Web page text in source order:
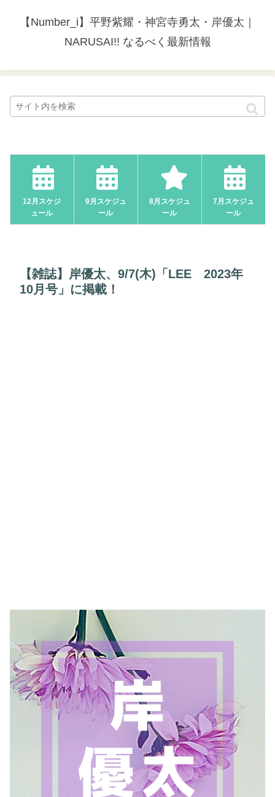
【Number_i】平野紫耀・神宮寺勇太・岸優太｜
NARUSAI!! なるべく最新情報
12月スケジ
ュール
9月スケジュ
ール
8月スケジュ
ール
7月スケジュ
ール
【雑誌】岸優太、9/7(木)「LEE 2023年
10月号」に掲載！